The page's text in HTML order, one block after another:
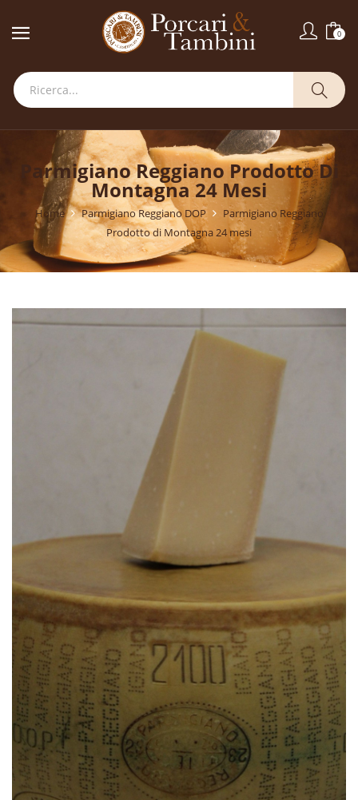
0
Parmigiano Reggiano Prodotto Di
Montagna 24 Mesi
Home Parmigiano Reggiano DOP
Parmigiano Reggiano
Prodotto di Montagna 24 mesi